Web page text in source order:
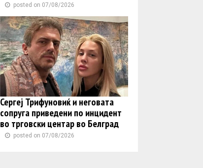
posted on 07/08/2026
Сергеј Трифуновиќ и неговата
сопруга приведени по инцидент
во трговски центар во Белград
posted on 07/08/2026